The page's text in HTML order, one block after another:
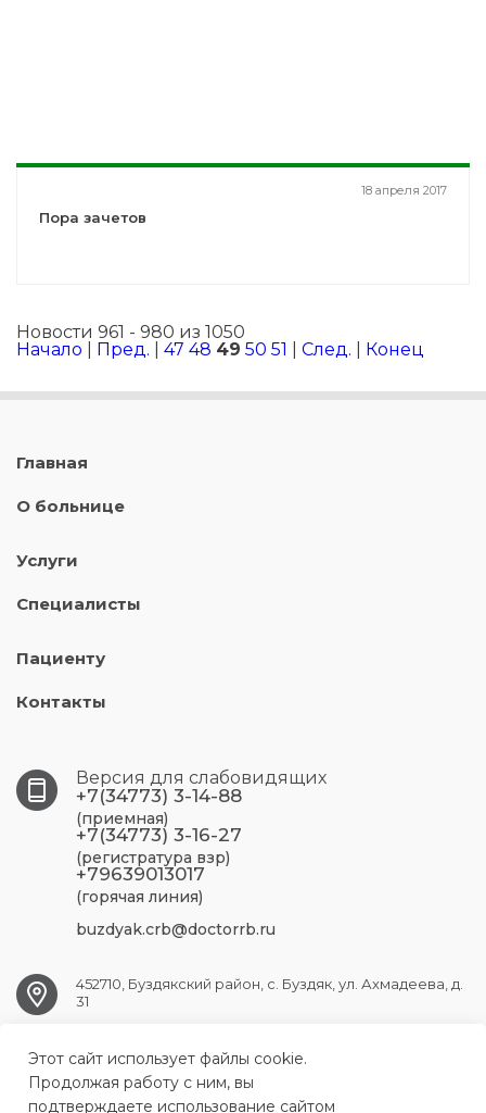
18 апреля 2017
Пора зачетов
Новости 961 - 980 из 1050
Начало
Пред. 47 48 49 50 51 След. Конец
Главная
О больнице
Услуги
Специалисты
Пациенту
Контакты
Версия для слабовидящих
+7(34773) 3-14-88
(приемная)
+7(34773) 3-16-27
(регистратура взр)
+79639013017
(горячая линия)
buzdyak.crb@doctorrb.ru
452710, Буздякский район, с. Буздяк, ул. Ахмадеева, д.
31
BUZDYAK.CRB@doctorrb.ru
Этот сайт использует файлы cookie.
Продолжая работу с ним, вы
подтверждаете использование сайтом